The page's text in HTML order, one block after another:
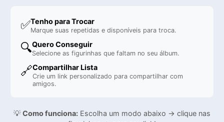
✅Tenho para Trocar
Marque suas repetidas e disponíveis para troca.
🔍Quero Conseguir
Selecione as figurinhas que faltam no seu álbum.
🔗Compartilhar Lista
Crie um link personalizado para compartilhar com
amigos.
💡Como funciona: Escolha um modo abaixo → clique nas